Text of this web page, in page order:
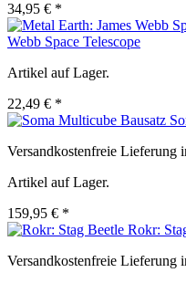
34,95 € *
Webb Space Telescope
Artikel auf Lager.
22,49 € *
Versandkostenfreie Lieferung
Artikel auf Lager.
159,95 € *
Rokr:
Versandkostenfreie Lieferung